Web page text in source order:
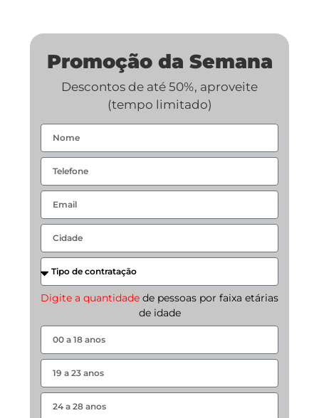
Promoção da Semana
Descontos de até 50%, aproveite
(tempo limitado)
Digite a quantidade de pessoas por faixa etárias
de idade